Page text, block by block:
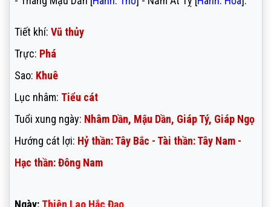
Tiết khí: Vũ thủy
Trực: Phá
Sao: Khuê
Lục nhâm: Tiểu cát
Tuổi xung ngày: Nhâm Dần, Mậu Dần, Giáp Tý, Giáp Ngọ
Hướng cát lợi: Hỷ thần: Tây Bắc - Tài thần: Tây Nam -
Hạc thần: Đông Nam
Ngày: Thiên Lao Hắc Đạo